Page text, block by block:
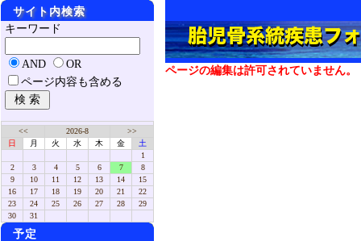
ページの編集は許可されていません。
サイト内検索
キーワード
AND
OR
ページ内容も含める
<< 2026-8
>>
日
月 火 水 木 金
土
1
2
3 4 5 6 7
8
9
10 11 12 13 14
15
16
17 18 19 20 21
22
23
24 25 26 27 28
29
30
31
予定